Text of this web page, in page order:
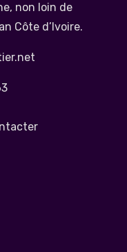
non loin de
Côte d’Ivoire.